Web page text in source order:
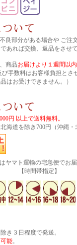
良部分がある場合や ご注
であれば交換、返品をさせて
商品お届けより１週間以内
手数料はお客様負担とさ
はお受けできません。）
円 以上で送料無料。
海道を除き700円（沖縄・
ヤマト運輸の宅急便でお届
指定】
き３日程度で発送。
能。